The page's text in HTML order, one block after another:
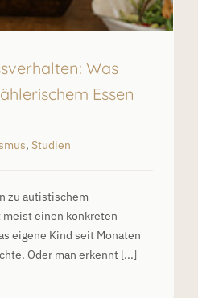
Was
Essen
, Studien
zu autistischem
meist einen konkreten
eigene Kind seit Monaten
Oder man erkennt [...]